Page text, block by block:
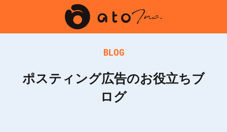
BLOG
ポスティング広告のお役立ちブ
ログ